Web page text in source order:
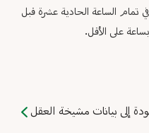
تمام الساعة الحادية عشرة قبل
على الأقل.
إلى بيانات مشيخة العقل